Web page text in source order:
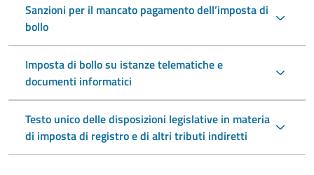
Sanzioni per il mancato pagamento dell’imposta di
bollo
Imposta di bollo su istanze telematiche e
documenti informatici
Testo unico delle disposizioni legislative in materia
di imposta di registro e di altri tributi indiretti